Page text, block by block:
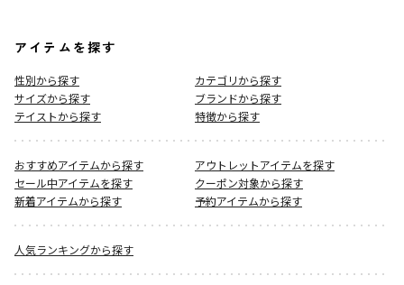
アイテムを探す
性別から探す
カテゴリから探す
サイズから探す
ブランドから探す
テイストから探す
特徴から探す
おすすめアイテムから探す
アウトレットアイテムを探す
セール中アイテムを探す
クーポン対象から探す
新着アイテムから探す
予約アイテムから探す
人気ランキングから探す